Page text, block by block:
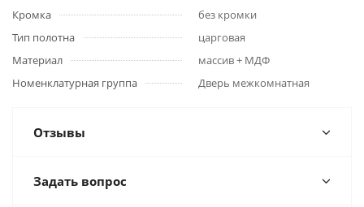
Кромка
без кромки
Тип полотна
царговая
Материал
массив + МДФ
Номенклатурная группа
Дверь межкомнатная
Отзывы
Задать вопрос